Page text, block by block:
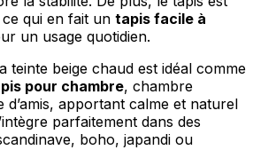
qui en fait un tapis facile à
un usage quotidien.
teinte beige chaud est idéal comme
pour chambre, chambre
d’amis, apportant calme et naturel
parfaitement dans des
boho, japandi ou